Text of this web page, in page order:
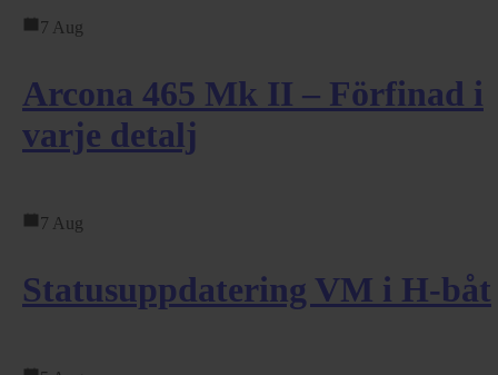
7 Aug
Arcona 465 Mk II – Förfinad i
varje detalj
7 Aug
Statusuppdatering VM i H-båt